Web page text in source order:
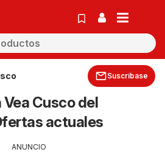
Suscríbase
Cusco del
actuales
ANUNCIO